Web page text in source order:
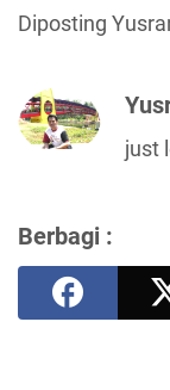
Diposting
just
Berbagi :